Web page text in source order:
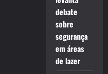
debate
sobre
segurança
em áreas
de lazer